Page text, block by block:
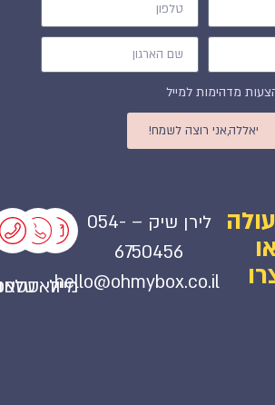
מדהימות למייל
יאללה,אני רוצה לשמח!
לירן שיק – ⁦054-
6750456⁩
hello@ohmybox.co.il
מייל